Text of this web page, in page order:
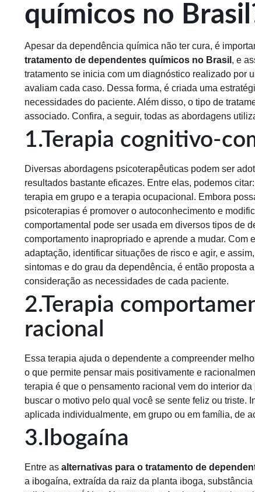
químicos no
Apesar da dependência química não ter cura, é
tratamento de dependentes químicos no Brasil , e
tratamento se inicia com um diagnóstico realizado por
avaliam cada caso. Dessa forma, é criada uma
necessidades do paciente. Além disso, o tipo de
associado. Confira, a seguir, todas as abordagens
1.Terapia cognitivo-
Diversas abordagens psicoterapêuticas podem ser
resultados bastante eficazes. Entre elas, podemos
terapia em grupo e a terapia ocupacional. Embora
psicoterapias é promover o autoconhecimento e
comportamental pode ser usada em diversos tipos de
comportamento inapropriado e aprende a mudar.
adaptação, identificar situações de risco e agir, e
sintomas e do grau da dependência, é então proposta
consideração as necessidades de cada paciente.
2.Terapia
racional
Essa terapia ajuda o dependente a compreender
o que permite pensar mais positivamente e
terapia é que o pensamento racional vem do interior
buscar o motivo pelo qual você se sente feliz ou triste.
aplicada individualmente, em grupo ou em família, de
3.Ibogaína
Entre as alternativas para o tratamento de
a ibogaína, extraída da raiz da planta iboga,